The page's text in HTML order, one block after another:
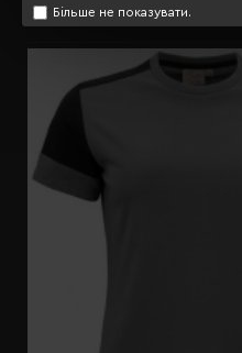
Більше не показувати.